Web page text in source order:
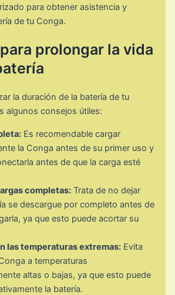
para obtener asistencia y
de tu Conga.
prolongar la vida
la duración de la batería de tu
algunos consejos útiles:
Es recomendable cargar
la Conga antes de su primer uso y
antes de que la carga esté
completas: Trata de no dejar
se descargue por completo antes de
ya que esto puede acortar su
las temperaturas extremas: Evita
a temperaturas
altas o bajas, ya que esto puede
la batería.